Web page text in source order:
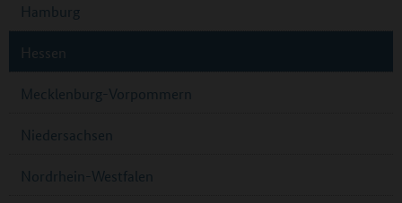
Hamburg
Hessen
Mecklenburg-Vorpommern
Niedersachsen
Nordrhein-Westfalen